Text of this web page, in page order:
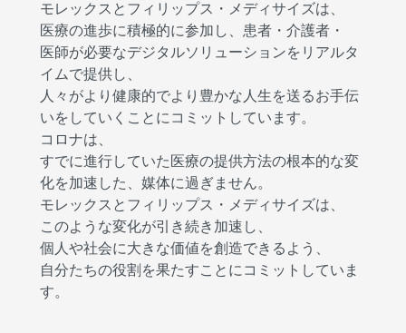
モレックスとフィリップス・メディサイズは、
医療の進歩に積極的に参加し、患者・介護者・
医師が必要なデジタルソリューションをリアルタ
イムで提供し、
人々がより健康的でより豊かな人生を送るお手伝
いをしていくことにコミットしています。
コロナは、
すでに進行していた医療の提供方法の根本的な変
化を加速した、媒体に過ぎません。
モレックスとフィリップス・メディサイズは、
このような変化が引き続き加速し、
個人や社会に大きな価値を創造できるよう、
自分たちの役割を果たすことにコミットしていま
す。